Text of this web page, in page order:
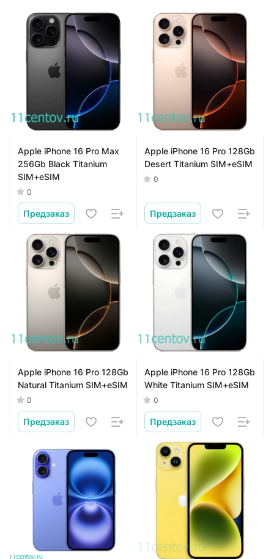
Apple iPhone 16 Pro Max
256Gb Black Titanium
SIM+eSIM
0
Предзаказ
Apple iPhone 16 Pro 128Gb
Desert Titanium SIM+eSIM
0
Предзаказ
Apple iPhone 16 Pro 128Gb
Natural Titanium SIM+eSIM
0
Предзаказ
Apple iPhone 16 Pro 128Gb
White Titanium SIM+eSIM
0
Предзаказ